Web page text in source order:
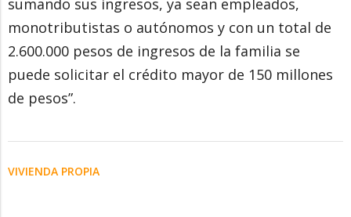
sumando sus ingresos, ya sean empleados,
monotributistas o autónomos y con un total de
2.600.000 pesos de ingresos de la familia se
puede solicitar el crédito mayor de 150 millones
de pesos”.
VIVIENDA PROPIA